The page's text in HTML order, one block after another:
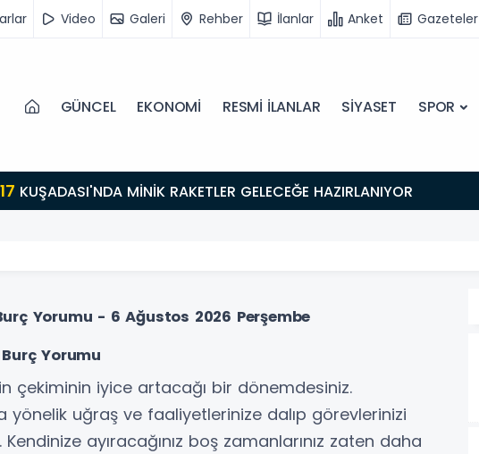
Video Galeri Rehber İlanlar Anket Gazeteler
GÜNCEL EKONOMİ RESMİ İLANLAR SİYASET SPOR
KUŞADASI'NDA MİNİK RAKETLER GELECEĞE HAZIRLANIYOR
Yorumu - 6 Ağustos 2026 Perşembe
Yorumu
çekiminin iyice artacağı bir dönemdesiniz.
uğraş ve faaliyetlerinize dalıp görevlerinizi
ayıracağınız boş zamanlarınız zaten daha